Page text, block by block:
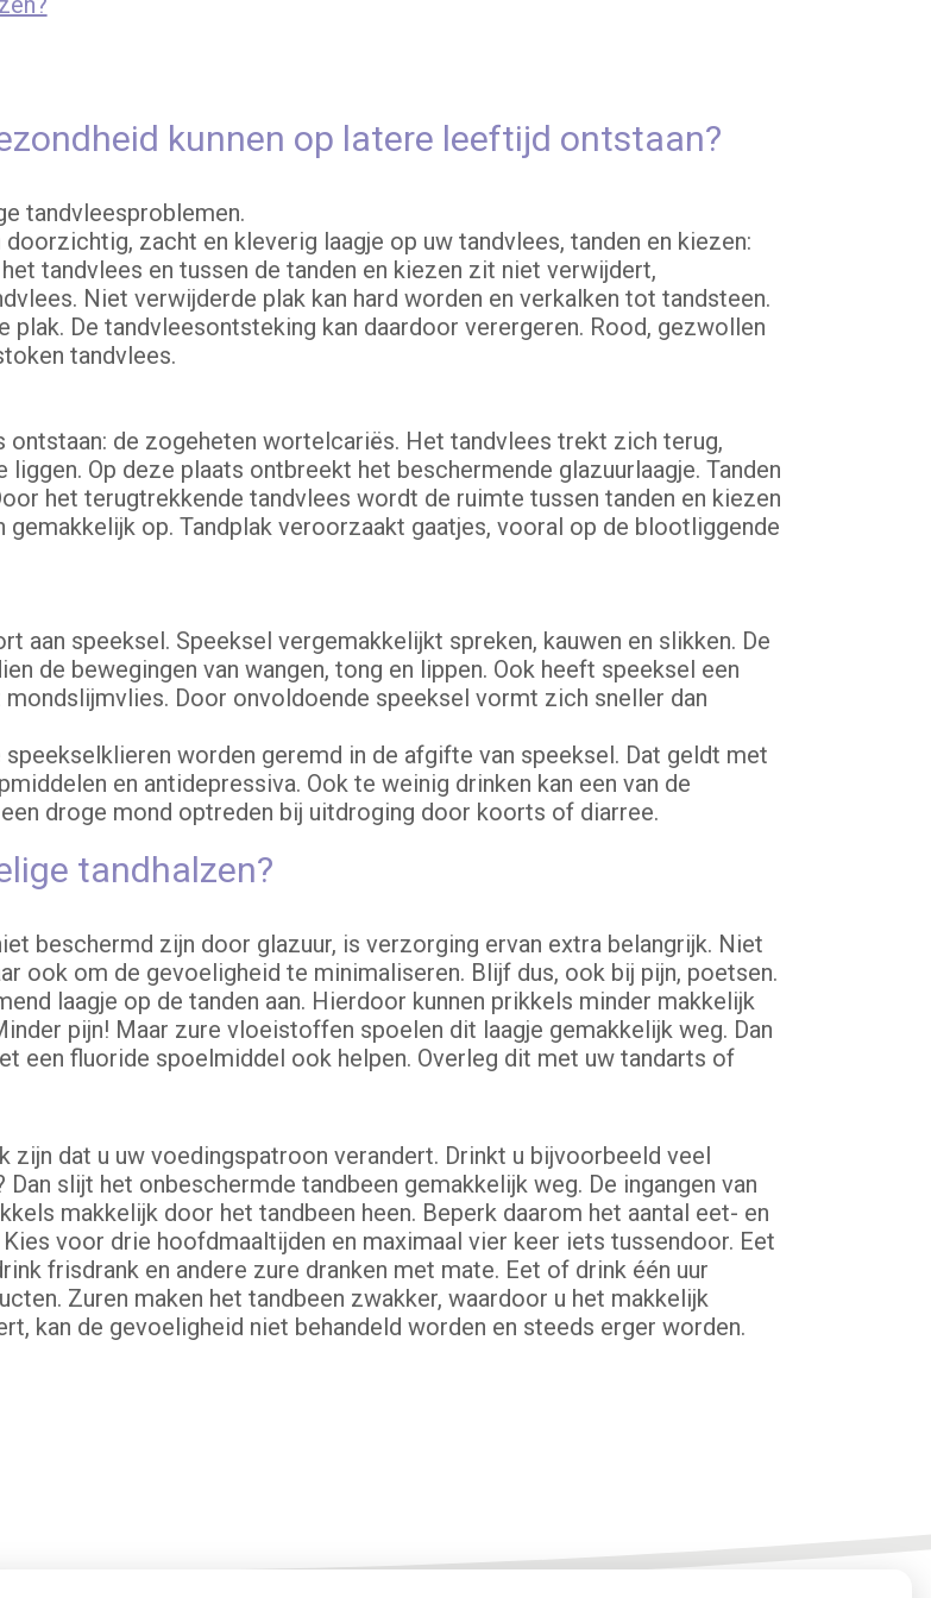
kunnen op latere leeftijd ontstaan?
tandvleesproblemen.
zacht en kleverig laagje op uw tandvlees, tanden en kiezen:
tandvlees en tussen de tanden en kiezen zit niet verwijdert,
Niet verwijderde plak kan hard worden en verkalken tot tandsteen.
De tandvleesontsteking kan daardoor verergeren. Rood, gezwollen
tandvlees.
ontstaan: de zogeheten wortelcariës. Het tandvlees trekt zich terug,
Op deze plaats ontbreekt het beschermende glazuurlaagje. Tanden
het terugtrekkende tandvlees wordt de ruimte tussen tanden en kiezen
op. Tandplak veroorzaakt gaatjes, vooral op de blootliggende
aan speeksel. Speeksel vergemakkelijkt spreken, kauwen en slikken. De
de bewegingen van wangen, tong en lippen. Ook heeft speeksel een
Door onvoldoende speeksel vormt zich sneller dan
worden geremd in de afgifte van speeksel. Dat geldt met
en antidepressiva. Ook te weinig drinken kan een van de
droge mond optreden bij uitdroging door koorts of diarree.
tandhalzen?
beschermd zijn door glazuur, is verzorging ervan extra belangrijk. Niet
ook om de gevoeligheid te minimaliseren. Blijf dus, ook bij pijn, poetsen.
laagje op de tanden aan. Hierdoor kunnen prikkels minder makkelijk
pijn! Maar zure vloeistoffen spoelen dit laagje gemakkelijk weg. Dan
een fluoride spoelmiddel ook helpen. Overleg dit met uw tandarts of
zijn dat u uw voedingspatroon verandert. Drinkt u bijvoorbeeld veel
slijt het onbeschermde tandbeen gemakkelijk weg. De ingangen van
makkelijk door het tandbeen heen. Beperk daarom het aantal eet- en
voor drie hoofdmaaltijden en maximaal vier keer iets tussendoor. Eet
frisdrank en andere zure dranken met mate. Eet of drink één uur
Zuren maken het tandbeen zwakker, waardoor u het makkelijk
kan de gevoeligheid niet behandeld worden en steeds erger worden.